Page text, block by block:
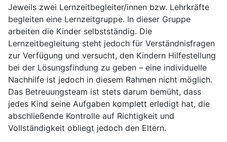
Jeweils zwei Lernzeitbegleiter/innen bzw. Lehrkräfte
begleiten eine Lernzeitgruppe. In dieser Gruppe
arbeiten die Kinder selbstständig. Die
Lernzeitbegleitung steht jedoch für Verständnisfragen
zur Verfügung und versucht, den Kindern Hilfestellung
bei der Lösungsfindung zu geben – eine individuelle
Nachhilfe ist jedoch in diesem Rahmen nicht möglich.
Das Betreuungsteam ist stets darum bemüht, dass
jedes Kind seine Aufgaben komplett erledigt hat, die
abschließende Kontrolle auf Richtigkeit und
Vollständigkeit obliegt jedoch den Eltern.